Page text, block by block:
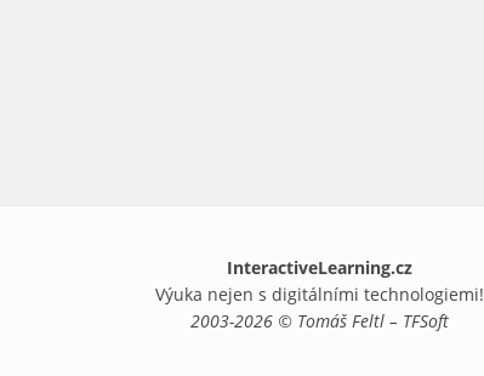
InteractiveLearning.cz
Výuka nejen s digitálními technologiemi!
2003-2026 © Tomáš Feltl – TFSoft